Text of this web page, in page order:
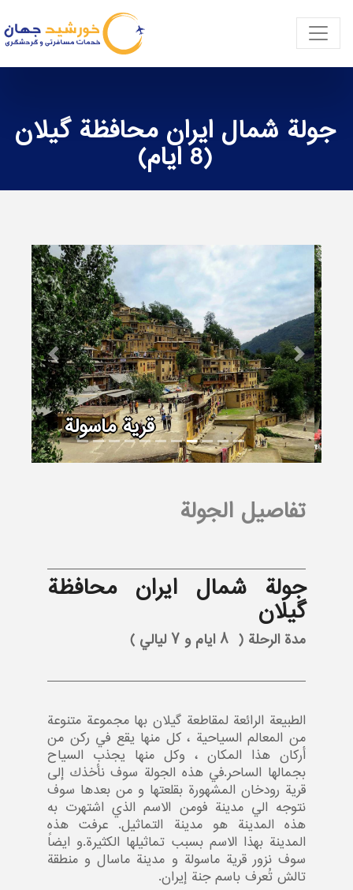
جولة شمال ايران محافظة گیلان
(8 ايام)
فومن
Previous Next
تفاصيل الجولة
جولة شمال ايران محافظة
گیلان
مدة الرحلة ( 8 ايام و 7 ليالي )
الطبيعة الرائعة لمقاطعة گيلان بها مجموعة متنوعة
من المعالم السياحية ، كل منها يقع في ركن من
أركان هذا المكان ، وكل منها يجذب السياح
بجمالها الساحر.في هذه الجولة سوف نأخذك إلى
قرية رودخان المشهورة بقلعتها و من بعدها سوف
نتوجه الي مدينة فومن الاسم الذي اشتهرت به
هذه المدينة هو مدينة التماثيل. عرفت هذه
المدينة بهذا الاسم بسبب تماثيلها الكثيرة.و ايضاً
سوف نزور قرية ماسولة و مدينة ماسال و منطقة
تالش تُعرف باسم جنة إيران.